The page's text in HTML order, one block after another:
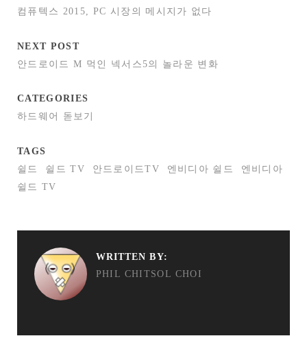
컴퓨텍스 2015, PC 시장의 메시지가 없다
NEXT POST
안드로이드 M 먹인 넥서스5의 놀라운 변화
CATEGORIES
하드웨어 돋보기
TAGS
쉴드
쉴드 TV 안드로이드TV 엔비디아 쉴드
엔비디아
쉴드 TV
WRITTEN BY:
PHIL CHITSOL CHOI